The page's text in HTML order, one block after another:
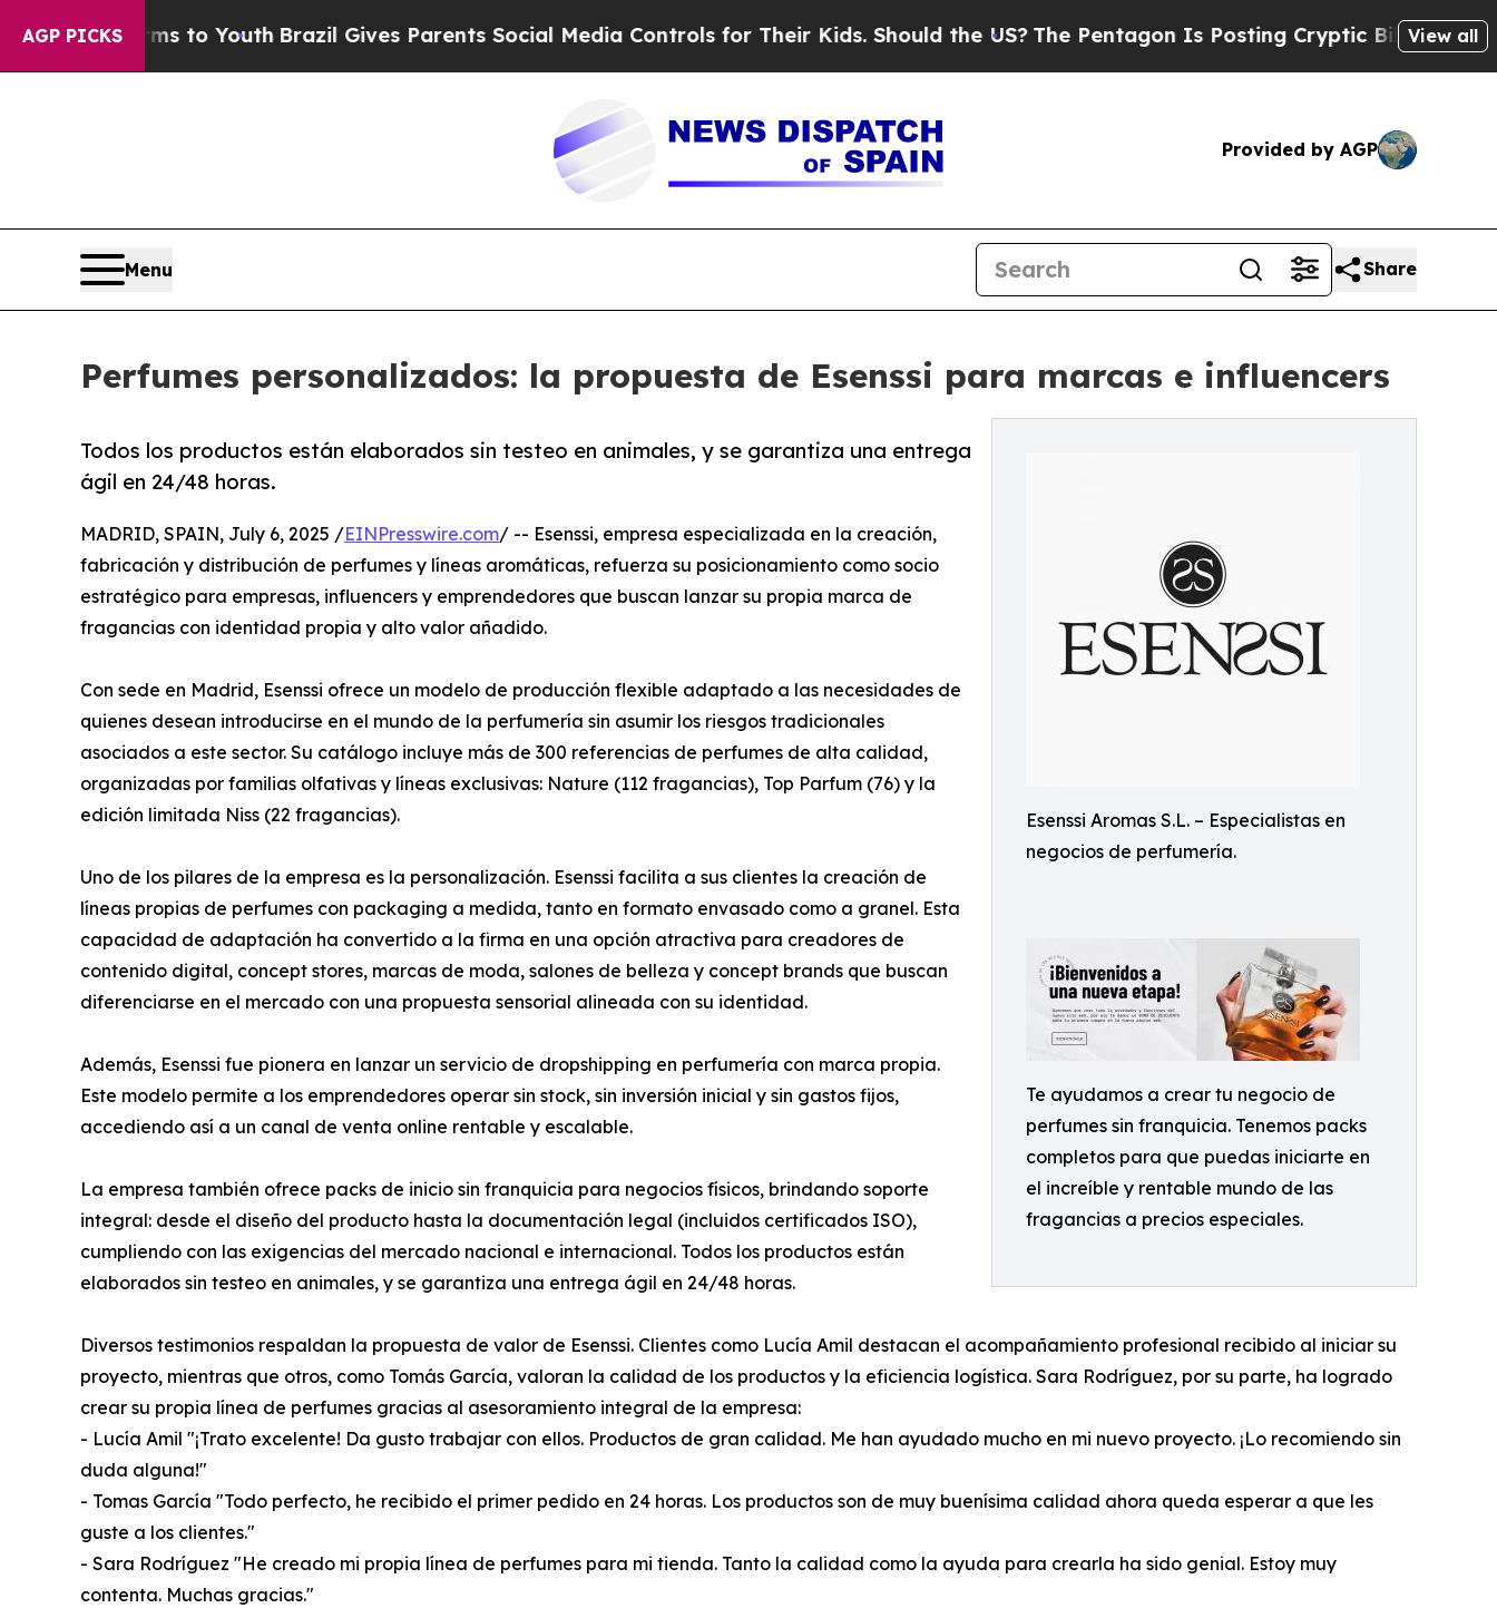
AGP PICKS
Harms to YouthBrazil Gives Parents Social Media Controls for Their Kids. Should the US?The Pentagon Is Posting Cryptic Biblical Messages on
View all
Provided by AGP
Menu Share
Perfumes personalizados: la propuesta de Esenssi para marcas e influencers
Esenssi Aromas S.L. – Especialistas en
negocios de perfumería.
Te ayudamos a crear tu negocio de
perfumes sin franquicia. Tenemos packs
completos para que puedas iniciarte en
el increíble y rentable mundo de las
fragancias a precios especiales.
Todos los productos están elaborados sin testeo en animales, y se garantiza una entrega
ágil en 24/48 horas.
MADRID, SPAIN, July 6, 2025 /EINPresswire.com/ -- Esenssi, empresa especializada en la creación,
fabricación y distribución de perfumes y líneas aromáticas, refuerza su posicionamiento como socio
estratégico para empresas, influencers y emprendedores que buscan lanzar su propia marca de
fragancias con identidad propia y alto valor añadido.
Con sede en Madrid, Esenssi ofrece un modelo de producción flexible adaptado a las necesidades de
quienes desean introducirse en el mundo de la perfumería sin asumir los riesgos tradicionales
asociados a este sector. Su catálogo incluye más de 300 referencias de perfumes de alta calidad,
organizadas por familias olfativas y líneas exclusivas: Nature (112 fragancias), Top Parfum (76) y la
edición limitada Niss (22 fragancias).
Uno de los pilares de la empresa es la personalización. Esenssi facilita a sus clientes la creación de
líneas propias de perfumes con packaging a medida, tanto en formato envasado como a granel. Esta
capacidad de adaptación ha convertido a la firma en una opción atractiva para creadores de
contenido digital, concept stores, marcas de moda, salones de belleza y concept brands que buscan
diferenciarse en el mercado con una propuesta sensorial alineada con su identidad.
Además, Esenssi fue pionera en lanzar un servicio de dropshipping en perfumería con marca propia.
Este modelo permite a los emprendedores operar sin stock, sin inversión inicial y sin gastos fijos,
accediendo así a un canal de venta online rentable y escalable.
La empresa también ofrece packs de inicio sin franquicia para negocios físicos, brindando soporte
integral: desde el diseño del producto hasta la documentación legal (incluidos certificados ISO),
cumpliendo con las exigencias del mercado nacional e internacional. Todos los productos están
elaborados sin testeo en animales, y se garantiza una entrega ágil en 24/48 horas.
Diversos testimonios respaldan la propuesta de valor de Esenssi. Clientes como Lucía Amil destacan el acompañamiento profesional recibido al iniciar su
proyecto, mientras que otros, como Tomás García, valoran la calidad de los productos y la eficiencia logística. Sara Rodríguez, por su parte, ha logrado
crear su propia línea de perfumes gracias al asesoramiento integral de la empresa:
- Lucía Amil "¡Trato excelente! Da gusto trabajar con ellos. Productos de gran calidad. Me han ayudado mucho en mi nuevo proyecto. ¡Lo recomiendo sin
duda alguna!"
- Tomas García "Todo perfecto, he recibido el primer pedido en 24 horas. Los productos son de muy buenísima calidad ahora queda esperar a que les
guste a los clientes."
- Sara Rodríguez "He creado mi propia línea de perfumes para mi tienda. Tanto la calidad como la ayuda para crearla ha sido genial. Estoy muy
contenta. Muchas gracias."